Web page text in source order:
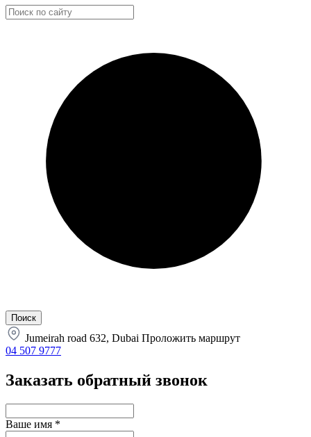
Jumeirah road 632, Dubai Проложить маршрут
04 507 9777
Заказать обратный звонок
Ваше имя *